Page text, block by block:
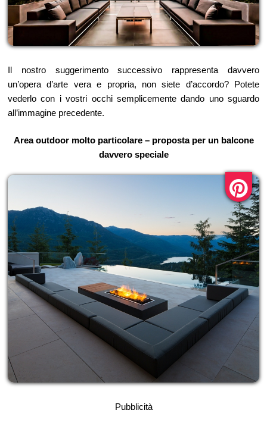
Il nostro suggerimento successivo rappresenta davvero
un’opera d’arte vera e propria, non siete d’accordo? Potete
vederlo con i vostri occhi semplicemente dando uno sguardo
all’immagine precedente.
Area outdoor molto particolare – proposta per un balcone
davvero speciale
Pubblicità